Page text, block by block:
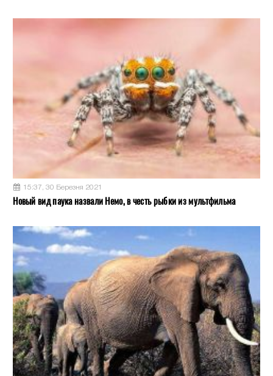
15:37, 30 Березня 2021
Новый вид паука назвали Немо, в честь рыбки из мультфильма